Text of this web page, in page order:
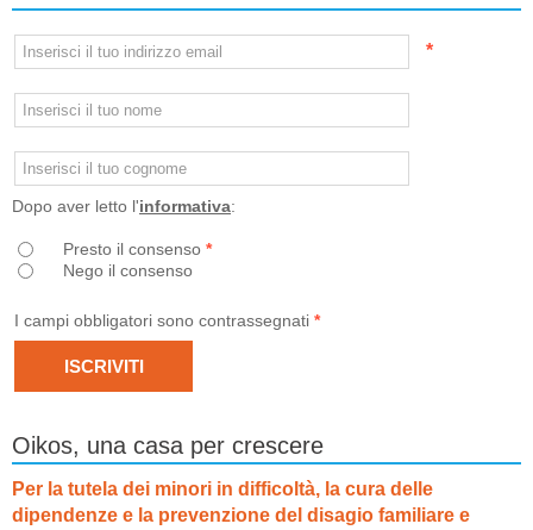
*
Dopo aver letto l'informativa:
Presto il consenso *
Nego il consenso
I campi obbligatori sono contrassegnati *
Oikos, una casa per crescere
Per la tutela dei minori in difficoltà, la cura delle
dipendenze e la prevenzione del disagio familiare e